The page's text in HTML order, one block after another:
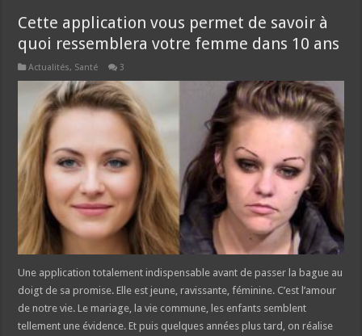
Cette application vous permet de savoir à
quoi ressemblera votre femme dans 10 ans
Actualités, Santé 3
Une application totalement indispensable avant de passer la bague au
doigt de sa promise. Elle est jeune, ravissante, féminine. C’est l’amour
de notre vie. Le mariage, la vie commune, les enfants semblent
tellement une évidence. Et puis quelques années plus tard, on réalise